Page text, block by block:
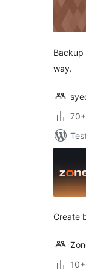
way.
Create